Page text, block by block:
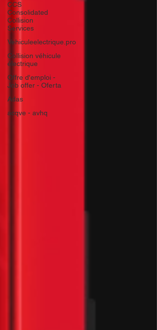
CCS
Consolidated
Collision
Services
Vehiculeelectrique.pro
Collision véhicule
électrique
Offre d'emploi -
Job offer - Oferta
Adas
acqve - avhq